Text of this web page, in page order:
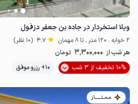
ویلا استخردار در جاده بن جعفر دزفول
2 خوابه . 120 متر . تا 8 مهمان 4.7 (10 نظر)
هر شب از 3٬300٬000 تومان
10% تخفیف از 3 شب
10+ رزرو موفق
مـمـتــــــاز